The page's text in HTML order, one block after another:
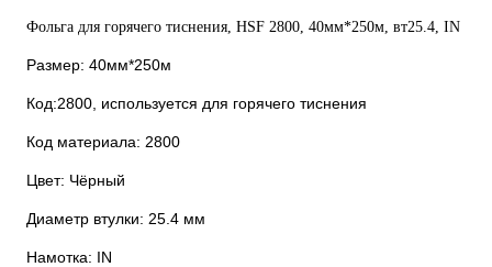
Фольга для горячего тиснения, HSF 2800, 40мм*250м, вт25.4, IN
Размер: 40мм*250м
Код:2800, используется для горячего тиснения
Код материала: 2800
Цвет: Чёрный
Диаметр втулки: 25.4 мм
Намотка: IN